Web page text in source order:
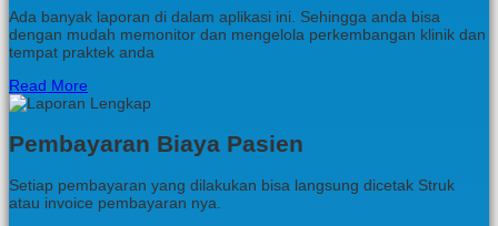
Ada banyak laporan di dalam aplikasi ini. Sehingga anda bisa
dengan mudah memonitor dan mengelola perkembangan klinik dan
tempat praktek anda
Read More
Pembayaran Biaya Pasien
Setiap pembayaran yang dilakukan bisa langsung dicetak Struk
atau invoice pembayaran nya.